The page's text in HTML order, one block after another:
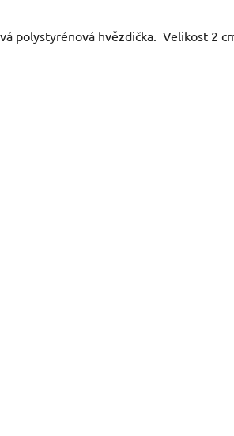
polystyrénová hvězdička. Velikost 2